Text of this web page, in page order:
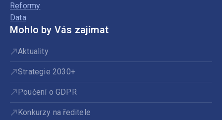
Reformy
Data
Mohlo by Vás zajímat
Aktuality
Strategie 2030+
Poučení o GDPR
Konkurzy na ředitele